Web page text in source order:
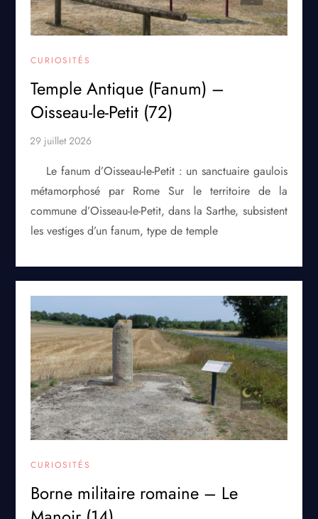
CURIOSITÉS
Temple Antique (Fanum) –
Oisseau-le-Petit (72)
Le fanum d’Oisseau-le-Petit : un sanctuaire gaulois
métamorphosé par Rome Sur le territoire de la
commune d’Oisseau-le-Petit, dans la Sarthe, subsistent
les vestiges d’un fanum, type de temple
CURIOSITÉS
Borne militaire romaine – Le